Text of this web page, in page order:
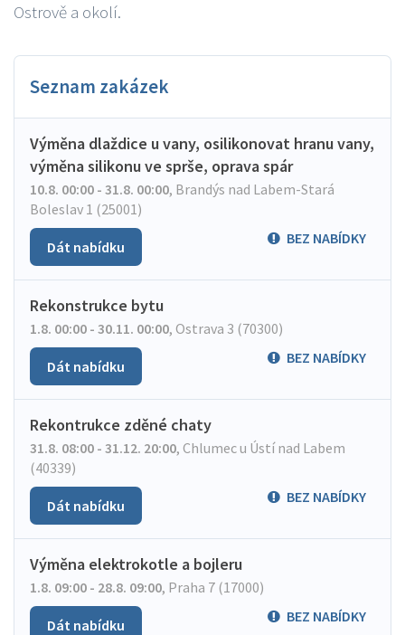
Ostrově a okolí.
Seznam zakázek
Výměna dlaždice u vany, osilikonovat hranu vany,
výměna silikonu ve sprše, oprava spár
10.8. 00:00 - 31.8. 00:00, Brandýs nad Labem-Stará
Boleslav 1 (25001)
BEZ NABÍDKY
Dát nabídku
Rekonstrukce bytu
1.8. 00:00 - 30.11. 00:00, Ostrava 3 (70300)
BEZ NABÍDKY
Dát nabídku
Rekontrukce zděné chaty
31.8. 08:00 - 31.12. 20:00, Chlumec u Ústí nad Labem
(40339)
BEZ NABÍDKY
Dát nabídku
Výměna elektrokotle a bojleru
1.8. 09:00 - 28.8. 09:00, Praha 7 (17000)
BEZ NABÍDKY
Dát nabídku